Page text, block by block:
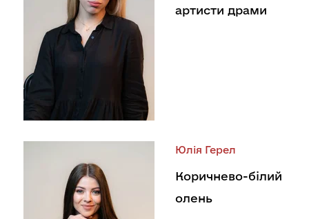
артисти драми
Юлія Герел
Коричнево-білий
олень